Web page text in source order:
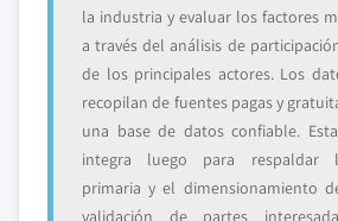
la industria y evaluar los factores
a través del análisis de
de los principales actores. Los
recopilan de fuentes pagas y
una base de datos confiable.
integra luego para respaldar
primaria y el dimensionamiento
validación de partes